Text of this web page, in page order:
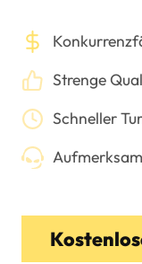
Strenge
Schneller